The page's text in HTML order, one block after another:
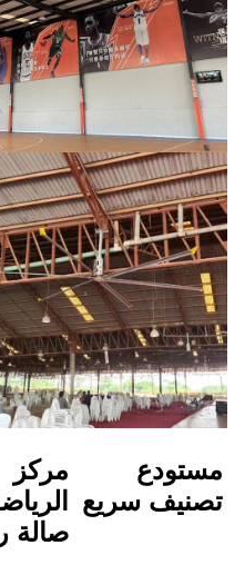
مركز
الرياضة /
الكنيسة
المعبد